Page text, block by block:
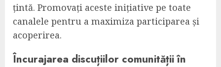
țintă. Promovați aceste inițiative pe toate
canalele pentru a maximiza participarea și
acoperirea.
Încurajarea discuțiilor comunității în